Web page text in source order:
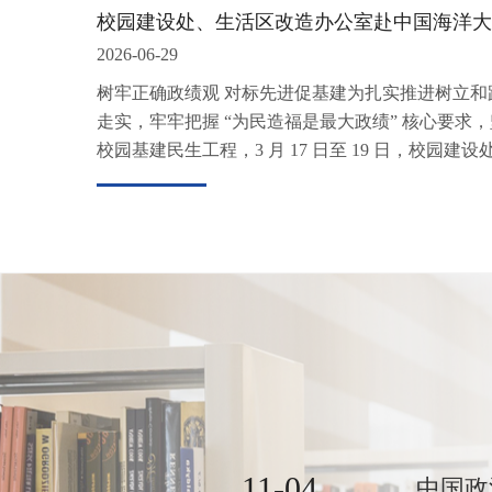
CAMPUS NEWS
教3、教4楼加
校园建设处、生活区改造办公室赴中国海洋
2026-06-29
树牢正确政绩观 对标先进促基建为扎实推进树立
走实，牢牢把握 “为民造福是最大政绩” 核心要求
校园基建民生工程，3 月 17 日至 19 日，校园建